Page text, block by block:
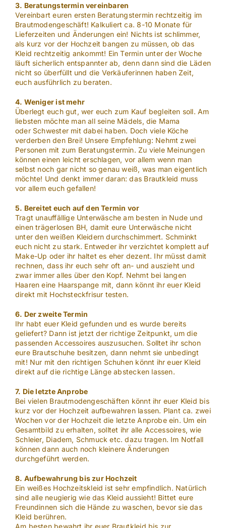
3. Beratungstermin vereinbaren
Vereinbart euren ersten Beratungstermin rechtzeitig im
Brautmodengeschäft! Kalkuliert ca. 8-10 Monate für
Lieferzeiten und Änderungen ein! Nichts ist schlimmer,
als kurz vor der Hochzeit bangen zu müssen, ob das
Kleid rechtzeitig ankommt! Ein Termin unter der Woche
läuft sicherlich entspannter ab, denn dann sind die Läden
nicht so überfüllt und die Verkäuferinnen haben Zeit,
euch ausführlich zu beraten.
4. Weniger ist mehr
Überlegt euch gut, wer euch zum Kauf begleiten soll. Am
liebsten möchte man all seine Mädels, die Mama
oder Schwester mit dabei haben. Doch viele Köche
verderben den Brei! Unsere Empfehlung: Nehmt zwei
Personen mit zum Beratungstermin. Zu viele Meinungen
können einen leicht erschlagen, vor allem wenn man
selbst noch gar nicht so genau weiß, was man eigentlich
möchte! Und denkt immer daran: das Brautkleid muss
vor allem euch gefallen!
5. Bereitet euch auf den Termin vor
Tragt unauffällige Unterwäsche am besten in Nude und
einen trägerlosen BH, damit eure Unterwäsche nicht
unter den weißen Kleidern durchschimmert. Schminkt
euch nicht zu stark. Entweder ihr verzichtet komplett auf
Make-Up oder ihr haltet es eher dezent. Ihr müsst damit
rechnen, dass ihr euch sehr oft an- und auszieht und
zwar immer alles über den Kopf. Nehmt bei langen
Haaren eine Haarspange mit, dann könnt ihr euer Kleid
direkt mit Hochsteckfrisur testen.
6. Der zweite Termin
Ihr habt euer Kleid gefunden und es wurde bereits
geliefert? Dann ist jetzt der richtige Zeitpunkt, um die
passenden Accessoires auszusuchen. Solltet ihr schon
eure Brautschuhe besitzen, dann nehmt sie unbedingt
mit! Nur mit den richtigen Schuhen könnt ihr euer Kleid
direkt auf die richtige Länge abstecken lassen.
7. Die letzte Anprobe
Bei vielen Brautmodengeschäften könnt ihr euer Kleid bis
kurz vor der Hochzeit aufbewahren lassen. Plant ca. zwei
Wochen vor der Hochzeit die letzte Anprobe ein. Um ein
Gesamtbild zu erhalten, solltet ihr alle Accessoires, wie
Schleier, Diadem, Schmuck etc. dazu tragen. Im Notfall
können dann auch noch kleinere Änderungen
durchgeführt werden.
8. Aufbewahrung bis zur Hochzeit
Ein weißes Hochzeitskleid ist sehr empfindlich. Natürlich
sind alle neugierig wie das Kleid aussieht! Bittet eure
Freundinnen sich die Hände zu waschen, bevor sie das
Kleid berühren.
Am besten bewahrt ihr euer Brautkleid bis zur